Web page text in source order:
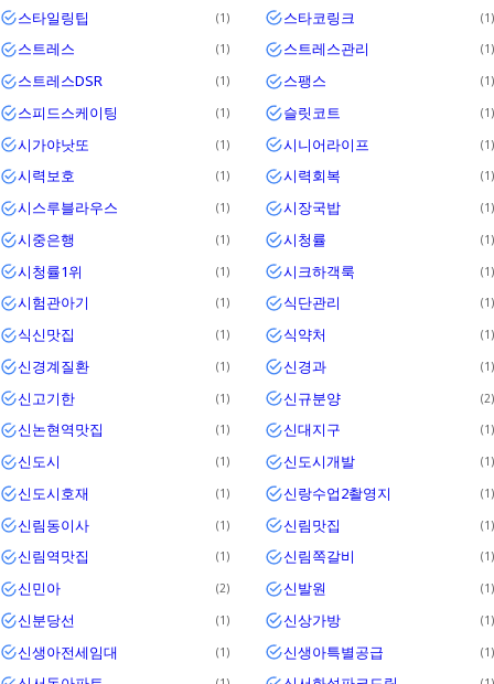
스타일링팁 1 스타코링크 1
스트레스 1 스트레스관리 1
스트레스DSR 1 스팽스 1
스피드스케이팅 1 슬릿코트 1
시가야낫또 1 시니어라이프 1
시력보호 1 시력회복 1
시스루블라우스 1 시장국밥 1
시중은행 1 시청률 1
시청률1위 1 시크하객룩 1
시험관아기 1 식단관리 1
식신맛집 1 식약처 1
신경계질환 1 신경과 1
신고기한 1 신규분양 2
신논현역맛집 1 신대지구 1
신도시 1 신도시개발 1
신도시호재 1 신랑수업2촬영지 1
신림동이사 1 신림맛집 1
신림역맛집 1 신림쪽갈비 1
신민아 2 신발원 1
신분당선 1 신상가방 1
신생아전세임대 1 신생아특별공급 1